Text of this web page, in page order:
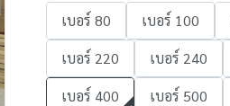
เบอร์ 80 เบอร์ 100
เบอร์ 220
เบอร์ 240
เบอร์ 400
เบอร์ 500